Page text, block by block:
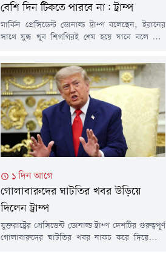
বেশি দিন টিকতে পারবে না: ট্রাম্প
মার্কিন প্রেসিডেন্ট ডোনাল্ড ট্রাম্প বলেছেন, ইরানের
সাথে যুদ্ধ খুব শিগগিরই শেষ হয়ে যাবে বলে মনে
অস্ত্রের সরবরাহের ক্ষেত্রে মার্কিন সশস্ত্র বাহিনী সমস্যার
মুখোমুখি হচ্ছে।বৃহস্পতিবার ওভাল অফিসে
সাংবাদিকদের সাথে আলাপকালে ইরান প্রসঙ্গ টেনে
ট্রাম্প বলেন, 'আমার ধারণা, যুদ্ধ খুব শিগগিরই শেষ
হতে যাচ্ছে। আমার...
১ দিন আগে
গোলাবারুদের ঘাটতির খবর উড়িয়ে
দিলেন ট্রাম্প
যুক্তরাষ্ট্রের প্রেসিডেন্ট ডোনাল্ড ট্রাম্প দেশটির গুরুত্বপূর্ণ
গোলাবারুদের ঘাটতির খবর নাকচ করে দিয়েছেন।